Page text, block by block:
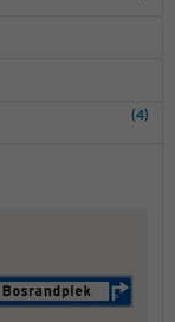
(4)